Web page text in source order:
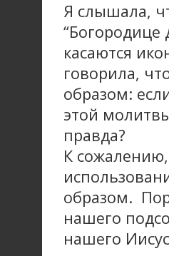
Я слышала,
“Богородице
касаются
говорила,
образом:
этой
правда?
К
образом.
нашего
нашего